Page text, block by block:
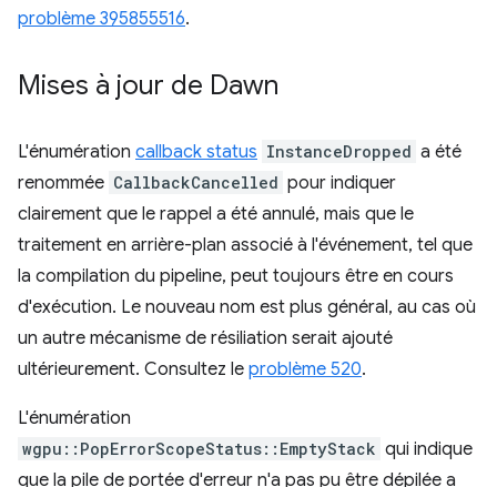
problème 395855516.
Mises à jour de Dawn
L'énumération callback status InstanceDropped a été
renommée CallbackCancelled pour indiquer
clairement que le rappel a été annulé, mais que le
traitement en arrière-plan associé à l'événement, tel que
la compilation du pipeline, peut toujours être en cours
d'exécution. Le nouveau nom est plus général, au cas où
un autre mécanisme de résiliation serait ajouté
ultérieurement. Consultez le problème 520.
L'énumération
wgpu::PopErrorScopeStatus::EmptyStack qui indique
que la pile de portée d'erreur n'a pas pu être dépilée a